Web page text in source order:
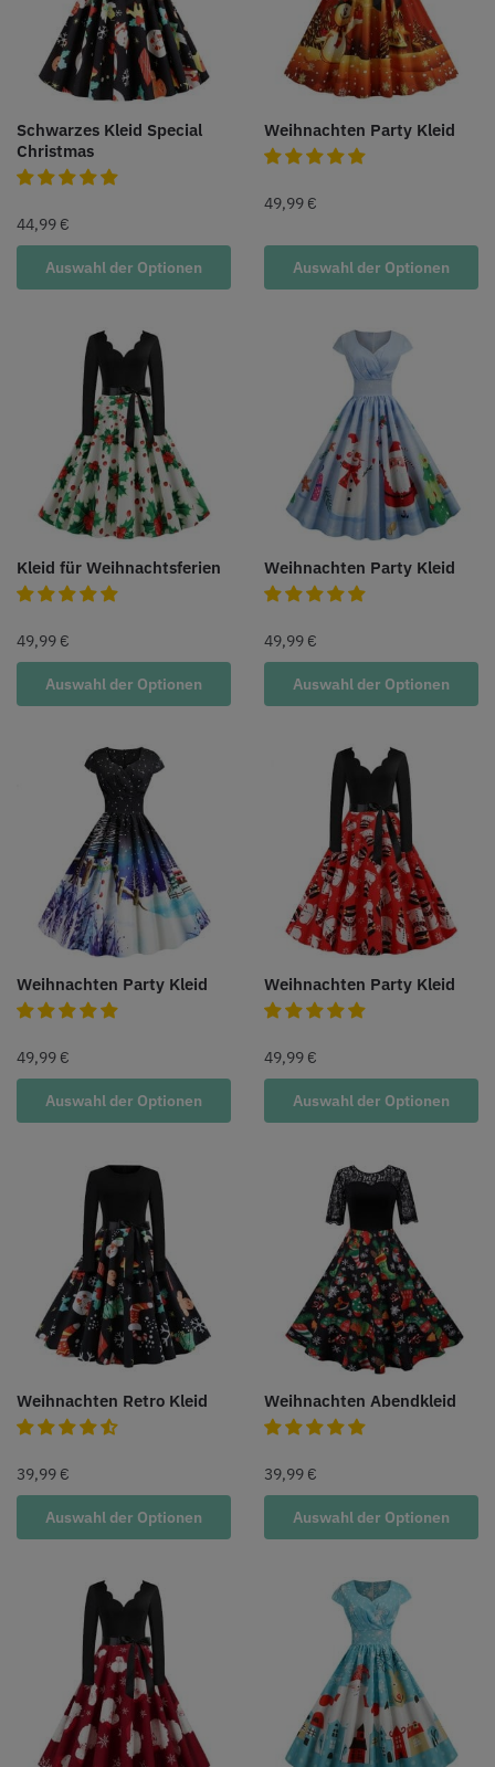
Schwarzes Kleid Special
Christmas
44,99 €
Auswahl der Optionen
Weihnachten Party Kleid
49,99 €
Auswahl der Optionen
Kleid für Weihnachtsferien
49,99 €
Auswahl der Optionen
Weihnachten Party Kleid
49,99 €
Auswahl der Optionen
Weihnachten Party Kleid
49,99 €
Auswahl der Optionen
Weihnachten Party Kleid
49,99 €
Auswahl der Optionen
Weihnachten Retro Kleid
39,99 €
Auswahl der Optionen
Weihnachten Abendkleid
39,99 €
Auswahl der Optionen